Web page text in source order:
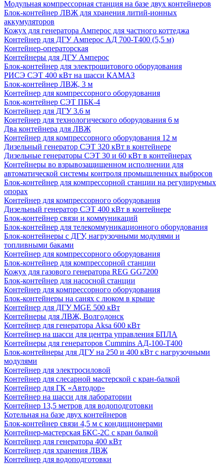
Модульная компрессорная станция на базе двух контейнеров
Блок-контейнер ЛВЖ для хранения литий-ионных
аккумуляторов
Кожух для генератора Амперос для частного коттеджа
Контейнер для ДГУ Амперос АД 700-Т400 (5,5 м)
Контейнер-операторская
Контейнеры для ДГУ Амперос
Блок-контейнер для электрощитового оборудования
РИСЭ СЭТ 400 кВт на шасси КАМАЗ
Блок-контейнер ЛВЖ, 3 м
Контейнер для компрессорного оборудования
Блок-контейнер СЭТ ПБК-4
Контейнер для ДГУ 3.6 м
Контейнер для технологического оборудования 6 м
Два контейнера для ЛВЖ
Контейнер для компрессорного оборудования 12 м
Дизельный генератор СЭТ 320 кВт в контейнере
Дизельные генераторы СЭТ 30 и 60 кВт в контейнерах
Контейнеры во взрывозащищенном исполнении для
автоматической системы контроля промышленных выбросов
Блок-контейнер для компрессорной станции на регулируемых
опорах
Контейнер для компрессорного оборудования
Дизельный генератор СЭТ 400 кВт в контейнере
Блок-контейнер связи и коммуникаций
Блок-контейнер для телекоммуникационного оборудования
Блок-контейнеры с ДГУ, нагрузочными модулями и
топливными баками
Контейнер для компрессорного оборудования
Блок-контейнер для компрессорной станции
Кожух для газового генератора REG GG7200
Блок-контейнер для насосной станции
Контейнер для компрессорного оборудования
Блок-контейнеры на санях с люком в крыше
Контейнер для ДГУ MGE 500 кВт
Контейнеры для ЛВЖ, Волгодонск
Контейнер для генератора Aksa 600 кВт
Контейнер на шасси для центра управления БПЛА
Контейнеры для генераторов Cummins АД-100-Т400
Блок-контейнеры для ДГУ на 250 и 400 кВт с нагрузочными
модулями
Контейнер для электросиловой
Контейнер для слесарной мастерской с кран-балкой
Контейнер для ГК «Автодор»
Контейнер на шасси для лаборатории
Контейнер 13,5 метров для водоподготовки
Котельная на базе двух контейнеров
Блок-контейнер связи 4,5 м с кондиционерами
Контейнер-мастерская БКС-2С с кран балкой
Контейнер для генератора 400 кВт
Контейнер для хранения ЛВЖ
Контейнер для водоподготовки